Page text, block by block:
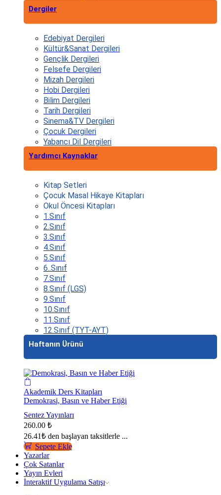
Dergiler
Edebiyat Dergileri
Kültür&Sanat Dergileri
Gençlik Dergileri
Felsefe Dergileri
Mizah Dergileri
Hobi Dergileri
Bilim Dergileri
Tarih Dergileri
Sinema&TV Dergileri
Çocuk Dergileri
Yabancı Dil Dergileri
Yardımcı Kaynaklar
Kitap Setleri
Çocuk Masal Hikaye Kitapları
Okul Öncesi Kitapları
1.Sınıf
2.Sınıf
3.Sınıf
4.Sınıf
5.Sınıf
6..Sınıf
7.Sınıf
8.Sınıf (LGS)
9.Sınıf
10.Sınıf
11.Sınıf
12.Sınıf (TYT-AYT)
Haftanın Ürünü
Akademik Ders Kitapları
Demokrasi, Basın ve Haber Etiği
Sentez Yayınları
260.00 ₺
26.41₺ den başlayan taksitlerle ...
Sepete Ekle
Yazarlar
Çok Satanlar
Yayın Evleri
İnteraktif Uygulama Satışı